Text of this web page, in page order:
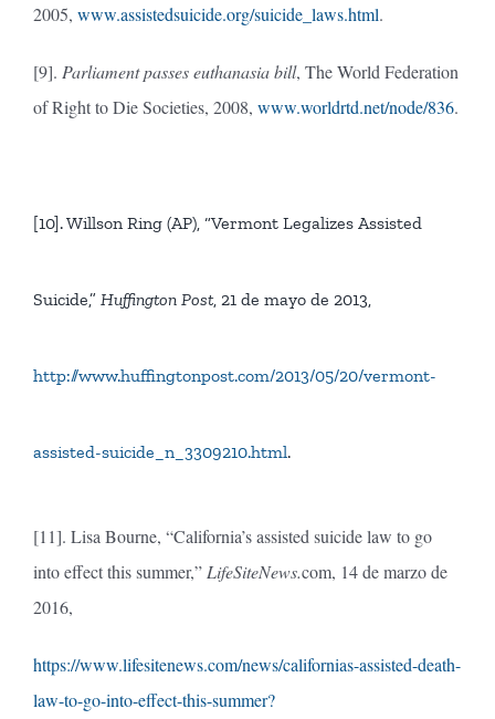
2005, www.assistedsuicide.org/suicide_laws.html.
[9]. Parliament passes euthanasia bill, The World Federation
of Right to Die Societies, 2008, www.worldrtd.net/node/836.
[10]. Willson Ring (AP), “Vermont Legalizes Assisted
Suicide,” Huffington Post, 21 de mayo de 2013,
http://www.huffingtonpost.com/2013/05/20/vermont-
assisted-suicide_n_3309210.html.
[11]. Lisa Bourne, “California’s assisted suicide law to go
into effect this summer,”LifeSiteNews.com, 14 de marzo de
2016,
https://www.lifesitenews.com/news/californias-assisted-death-
law-to-go-into-effect-this-summer?